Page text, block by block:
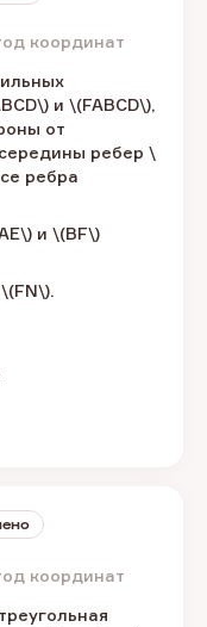
координат
​и \(FABCD\),
от
ребер​ \
ребра
​и \(BF\)
координат